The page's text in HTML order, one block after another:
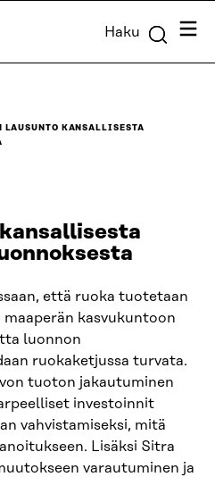
Haku
LAUSUNTO KANSALLISESTA
että ruoka tuotetaan
kasvukuntoon
luonnon
ruokaketjussa turvata.
tuoton jakautuminen
investoinnit
vahvistamiseksi, mitä
Lisäksi Sitra
varautuminen ja